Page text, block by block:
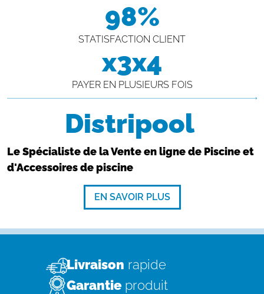
98%
STATISFACTION CLIENT
x3x4
PAYER EN PLUSIEURS FOIS
Distripool
Le Spécialiste de la Vente en ligne de Piscine et
d'Accessoires de piscine
EN SAVOIR PLUS
Livraison rapide
Garantie produit